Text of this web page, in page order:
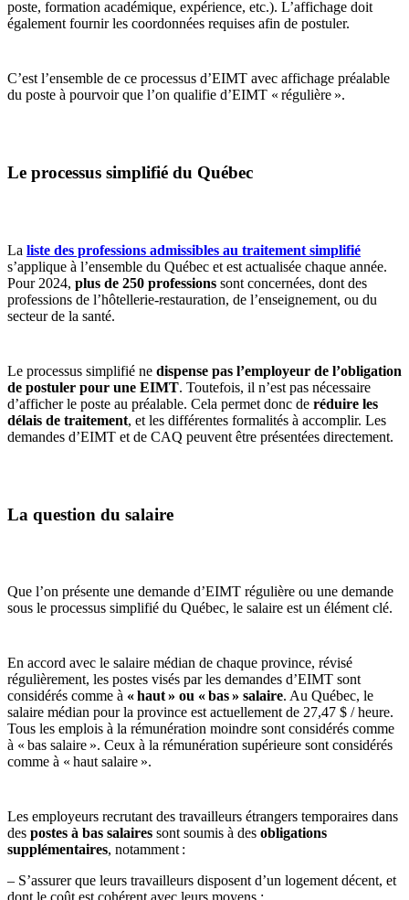
poste, formation académique, expérience, etc.). L’affichage doit
également fournir les coordonnées requises afin de postuler.
C’est l’ensemble de ce processus d’EIMT avec affichage préalable
du poste à pourvoir que l’on qualifie d’EIMT « régulière ».
Le processus simplifié du Québec
La liste des professions admissibles au traitement simplifié
s’applique à l’ensemble du Québec et est actualisée chaque année.
Pour 2024, plus de 250 professions sont concernées, dont des
professions de l’hôtellerie-restauration, de l’enseignement, ou du
secteur de la santé.
Le processus simplifié ne dispense pas l’employeur de l’obligation
de postuler pour une EIMT. Toutefois, il n’est pas nécessaire
d’afficher le poste au préalable. Cela permet donc de réduire les
délais de traitement, et les différentes formalités à accomplir. Les
demandes d’EIMT et de CAQ peuvent être présentées directement.
La question du salaire
Que l’on présente une demande d’EIMT régulière ou une demande
sous le processus simplifié du Québec, le salaire est un élément clé.
En accord avec le salaire médian de chaque province, révisé
régulièrement, les postes visés par les demandes d’EIMT sont
considérés comme à « haut » ou « bas » salaire. Au Québec, le
salaire médian pour la province est actuellement de 27,47 $ / heure.
Tous les emplois à la rémunération moindre sont considérés comme
à « bas salaire ». Ceux à la rémunération supérieure sont considérés
comme à « haut salaire ».
Les employeurs recrutant des travailleurs étrangers temporaires dans
des postes à bas salaires sont soumis à des obligations
supplémentaires, notamment :
– S’assurer que leurs travailleurs disposent d’un logement décent, et